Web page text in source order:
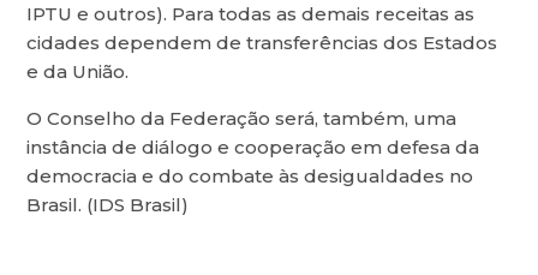
IPTU e outros). Para todas as demais receitas as
cidades dependem de transferências dos Estados
e da União.
O Conselho da Federação será, também, uma
instância de diálogo e cooperação em defesa da
democracia e do combate às desigualdades no
Brasil. (IDS Brasil)